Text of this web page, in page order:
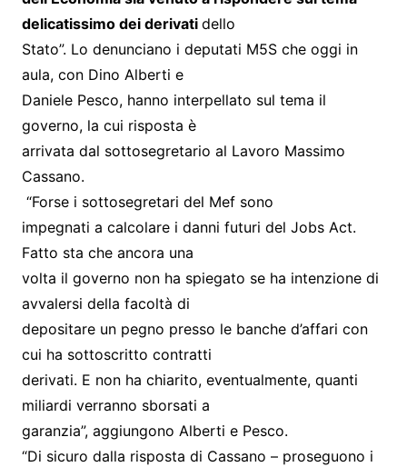
delicatissimo dei derivati dello
Stato”. Lo denunciano i deputati M5S che oggi in
aula, con Dino Alberti e
Daniele Pesco, hanno interpellato sul tema il
governo, la cui risposta è
arrivata dal sottosegretario al Lavoro Massimo
Cassano.
“Forse i sottosegretari del Mef sono
impegnati a calcolare i danni futuri del Jobs Act.
Fatto sta che ancora una
volta il governo non ha spiegato se ha intenzione di
avvalersi della facoltà di
depositare un pegno presso le banche d’affari con
cui ha sottoscritto contratti
derivati. E non ha chiarito, eventualmente, quanti
miliardi verranno sborsati a
garanzia”, aggiungono Alberti e Pesco.
“Di sicuro dalla risposta di Cassano – proseguono i